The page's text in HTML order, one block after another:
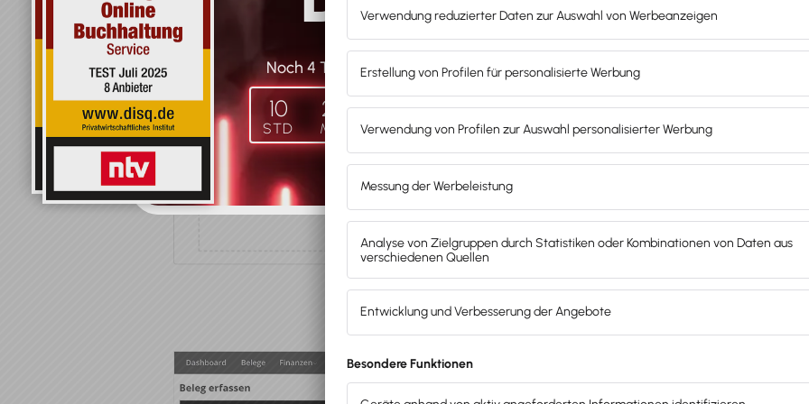
Noch4 Tag und …
10
STD
27
MIN
05
SEK
Rabatt sichern
monatlich
kündbar